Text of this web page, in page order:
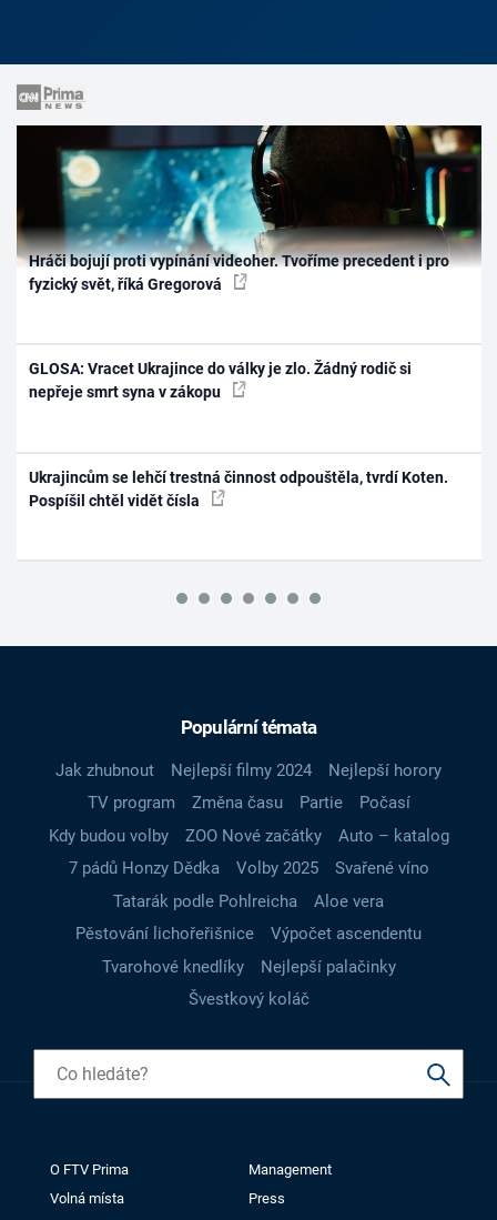
Hráči bojují proti vypínání videoher. Tvoříme precedent i pro
fyzický svět, říká Gregorová
GLOSA: Vracet Ukrajince do války je zlo. Žádný rodič si
nepřeje smrt syna v zákopu
Ukrajincům se lehčí trestná činnost odpouštěla, tvrdí Koten.
Pospíšil chtěl vidět čísla
Populární témata
Jak zhubnout Nejlepší filmy 2024
Nejlepší horory
TV program
Změna času Partie
Počasí
Kdy budou volby
ZOO Nové začátky
Auto – katalog
7 pádů Honzy Dědka
Volby 2025
Svařené víno
Tatarák podle Pohlreicha
Aloe vera
Pěstování lichořeřišnice
Výpočet ascendentu
Tvarohové knedlíky
Nejlepší palačinky
Švestkový koláč
O FTV Prima
Management
Volná místa
Press